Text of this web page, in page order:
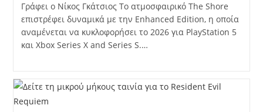
Γράφει ο Νίκος Γκάτσιος Το ατμοσφαιρικό The Shore
επιστρέφει δυναμικά με την Enhanced Edition, η οποία
αναμένεται να κυκλοφορήσει το 2026 για PlayStation 5
και Xbox Series X and Series S.…